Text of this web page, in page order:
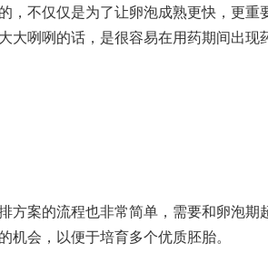
，不仅仅是为了让卵泡成熟更快，更重
咧咧的话，是很容易在用药期间出现
案的流程也非常简单，需要和卵泡期
会，以便于培育多个优质胚胎。